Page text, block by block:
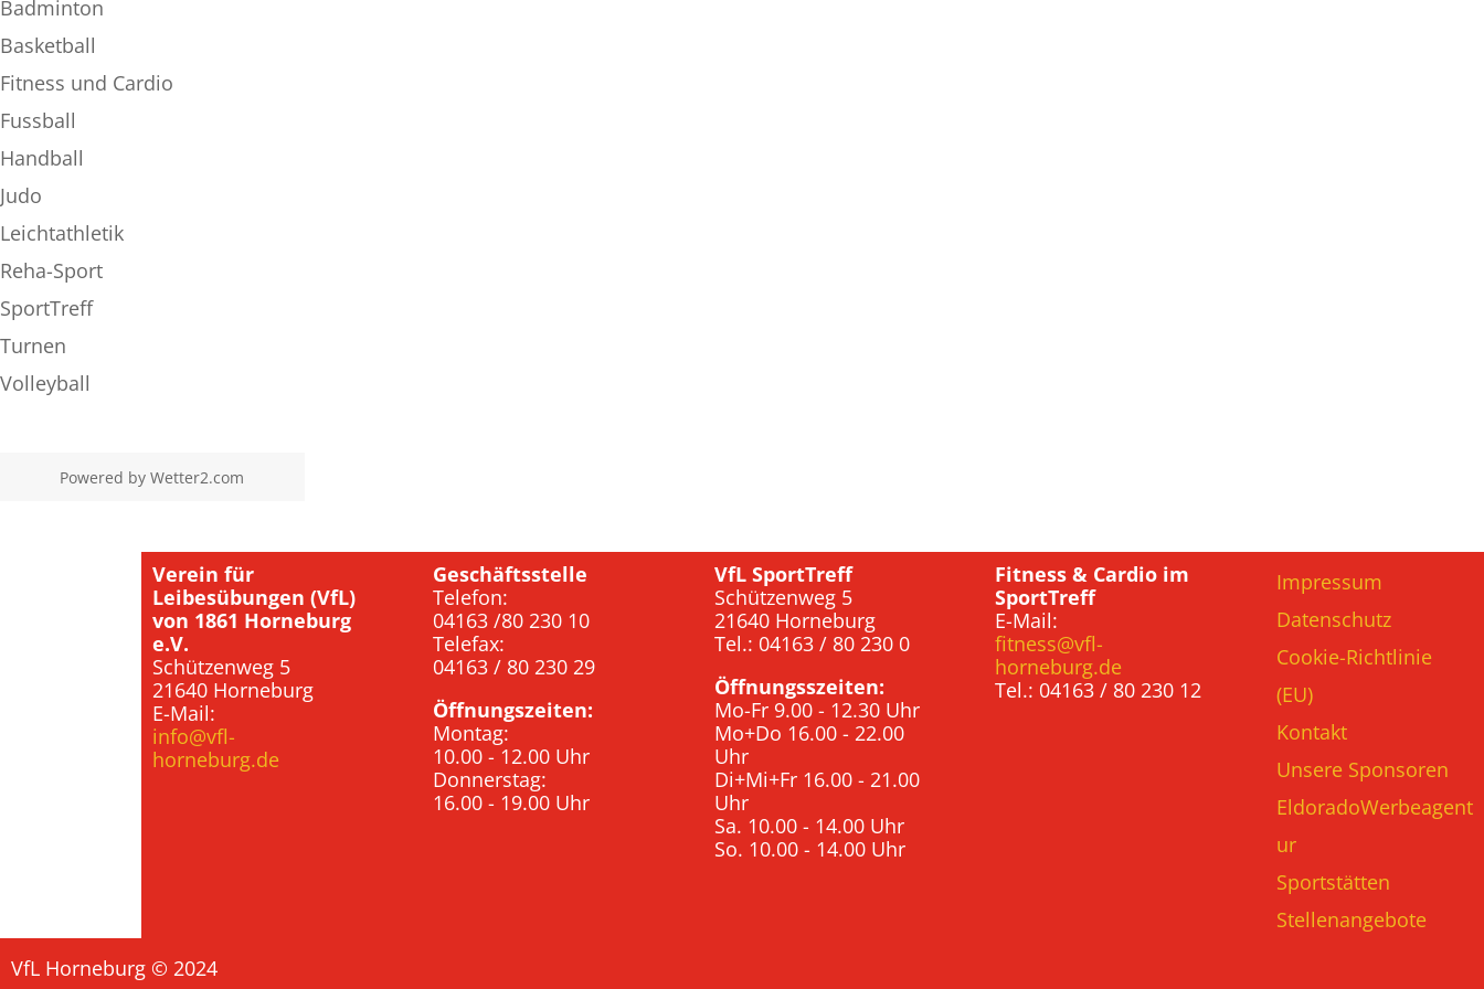
Badminton
Basketball
Fitness und Cardio
Fussball
Handball
Judo
Leichtathletik
Reha-Sport
SportTreff
Turnen
Volleyball
Powered byWetter2.com
Verein für
Leibesübungen (VfL)
von 1861 Horneburg
e.V.
Schützenweg 5
21640 Horneburg
E-Mail:
info@vfl-
horneburg.de
Geschäftsstelle
Telefon:
04163 /80 230 10
Telefax:
04163 / 80 230 29
Öffnungszeiten:
Montag:
10.00 - 12.00 Uhr
Donnerstag:
16.00 - 19.00 Uhr
VfL SportTreff
Schützenweg 5
21640 Horneburg
Tel.: 04163 / 80 230 0
Öffnungsszeiten:
Mo-Fr 9.00 - 12.30 Uhr
Mo+Do 16.00 - 22.00
Uhr
Di+Mi+Fr 16.00 - 21.00
Uhr
Sa. 10.00 - 14.00 Uhr
So. 10.00 - 14.00 Uhr
Fitness & Cardio im
SportTreff
E-Mail:
fitness@vfl-
horneburg.de
Tel.: 04163 / 80 230 12
Impressum
Datenschutz
Cookie-Richtlinie
(EU)
Kontakt
Unsere Sponsoren
EldoradoWerbeagent
ur
Sportstätten
Stellenangebote
VfL Horneburg © 2024